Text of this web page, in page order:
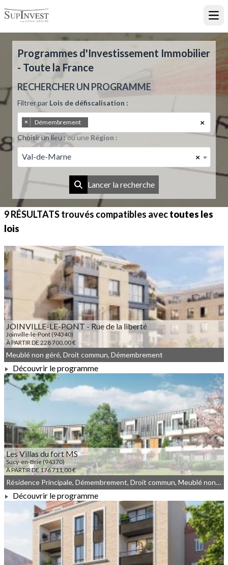
Programmes d'Investissement Immobilier
- Toute la France
RECHERCHER UN PROGRAMME
Filtrer par Lois de défiscalisation :
×
× Démembrement
Choisir un lieu :ou une Région :
×
Val-de-Marne
Lancer la recherche
9 RÉSULTATStrouvés compatibles avectoutes les
lois
JOINVILLE-LE-PONT - Rue de la liberté
Joinville-le-Pont (94340)
À PARTIR DE 228 700,00 €
À PARTIR DE 228 700,00 €
Meublé non géré, Droit commun, Démembrement
Découvrir le programme
Les Villas du fort MS
Sucy-en-Brie (94370)
À PARTIR DE 176 711,00 €
À PARTIR DE 176 711,00 €
Résidence Principale, Démembrement, Droit commun, Meublé non géré
Découvrir le programme